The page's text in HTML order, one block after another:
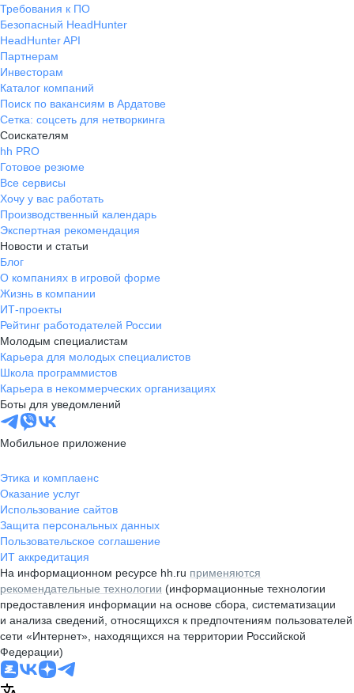
Требования к ПО
Безопасный HeadHunter
HeadHunter API
Партнерам
Инвесторам
Каталог компаний
Поиск по вакансиям в Ардатове
Сетка: соцсеть для нетворкинга
Соискателям
hh PRO
Готовое резюме
Все сервисы
Хочу у вас работать
Производственный календарь
Экспертная рекомендация
Новости и статьи
Блог
О компаниях в игровой форме
Жизнь в компании
ИТ-проекты
Рейтинг работодателей России
Молодым специалистам
Карьера для молодых специалистов
Школа программистов
Карьера в некоммерческих организациях
Боты для уведомлений
Мобильное приложение
Этика и комплаенс
Оказание услуг
Использование сайтов
Защита персональных данных
Пользовательское соглашение
ИТ аккредитация
На информационном ресурсе hh.ru применяются
рекомендательные технологии (информационные технологии
предоставления информации на основе сбора, систематизации
и анализа сведений, относящихся к предпочтениям пользователей
сети «Интернет», находящихся на территории Российской
Федерации)